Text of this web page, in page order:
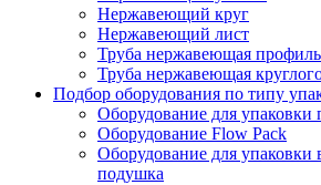
Нержавеющий круг
Нержавеющий лист
Труба нержавеющая
Труба нержавеющая
Подбор оборудования по типу
Оборудование для упаковки
Оборудование Flow Pack
Оборудование для
подушка